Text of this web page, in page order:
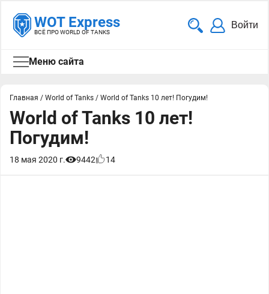
WOT Express
ВСЁ ПРО WORLD OF TANKS
Войти
Меню сайта
Главная / World of Tanks / World of Tanks 10 лет! Погудим!
World of Tanks 10 лет!
Погудим!
18 мая 2020 г. 9442 14